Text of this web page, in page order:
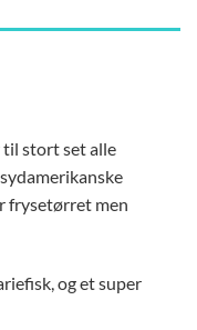
til stort set alle
frysetørret men
og et super